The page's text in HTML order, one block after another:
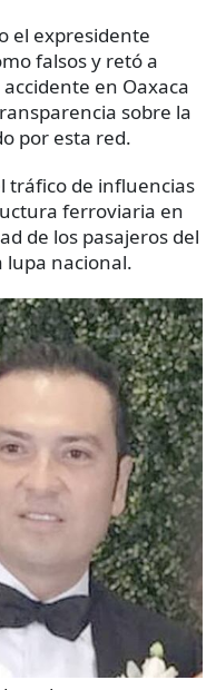
el expresidente
falsos y retó a
en Oaxaca
sobre la
por esta red.
tráfico de influencias
ferroviaria en
de los pasajeros del
lupa nacional.